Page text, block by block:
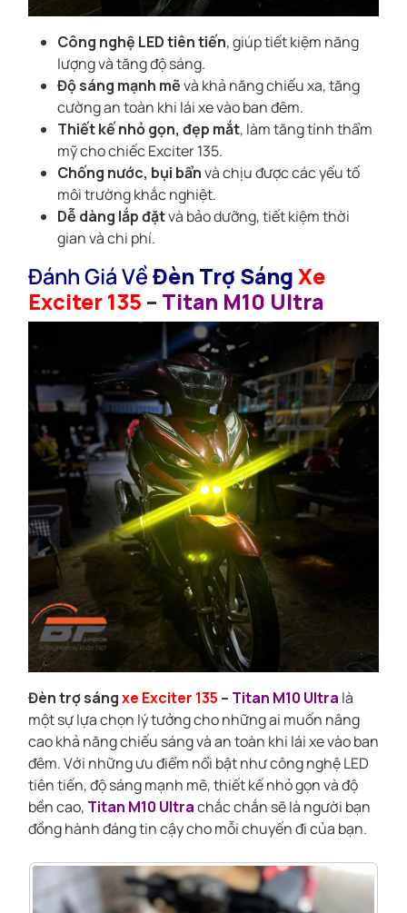
Công nghệ LED tiên tiến, giúp tiết kiệm năng
lượng và tăng độ sáng.
Độ sáng mạnh mẽvà khả năng chiếu xa, tăng
cường an toàn khi lái xe vào ban đêm.
Thiết kế nhỏ gọn, đẹp mắt, làm tăng tính thẩm
mỹ cho chiếc Exciter 135.
Chống nước, bụi bẩnvà chịu được các yếu tố
môi trường khắc nghiệt.
Dễ dàng lắp đặtvà bảo dưỡng, tiết kiệm thời
gian và chi phí.
Đánh Giá VềĐèn Trợ SángXe
Exciter 135 – Titan M10 Ultra
Đèn trợ sángxe Exciter 135 – Titan M10 Ultra là
một sự lựa chọn lý tưởng cho những ai muốn nâng
cao khả năng chiếu sáng và an toàn khi lái xe vào ban
đêm. Với những ưu điểm nổi bật như công nghệ LED
tiên tiến, độ sáng mạnh mẽ, thiết kế nhỏ gọn và độ
bền cao, Titan M10 Ultrachắc chắn sẽ là người bạn
đồng hành đáng tin cậy cho mỗi chuyến đi của bạn.